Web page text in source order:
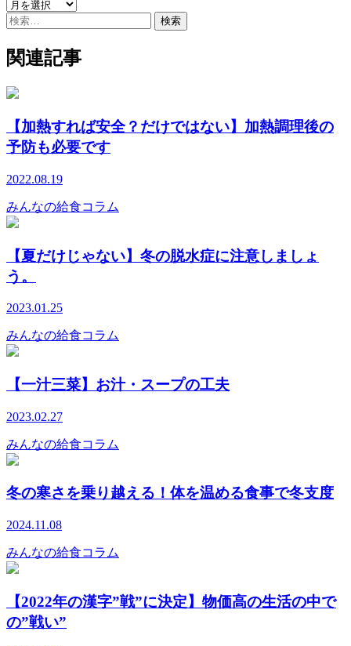
検
関連記事
【加熱すれば安全？だけではない】加熱調理後の
予防も必要です
2022.08.19
みんなの給食コラム
【夏だけじゃない】冬の脱水症に注意しましょ
う。
2023.01.25
みんなの給食コラム
【一汁三菜】お汁・スープの工夫
2023.02.27
みんなの給食コラム
冬の寒さを乗り越える！体を温める食事で冬支度
2024.11.08
みんなの給食コラム
【2022年の漢字”戦”に決定】物価高の生活の中で
の”戦い”